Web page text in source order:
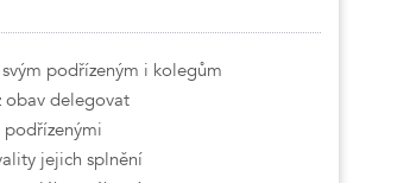
podřízeným i kolegům
obav delegovat
jejich splnění